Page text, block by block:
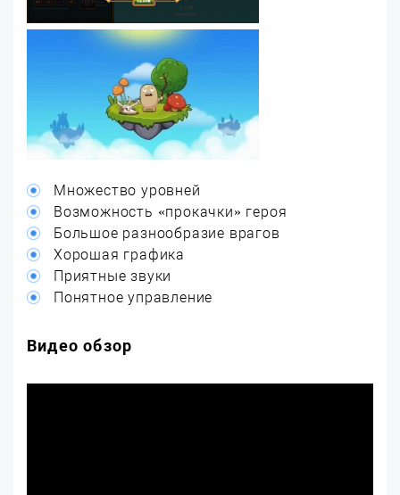
Множество уровней
Возможность «прокачки» героя
Большое разнообразие врагов
Хорошая графика
Приятные звуки
Понятное управление
Видео обзор